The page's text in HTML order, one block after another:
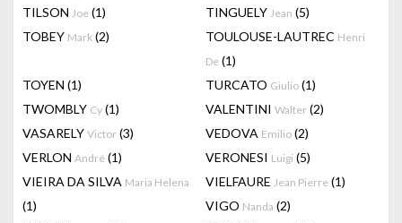
TILSON Joe (1) TINGUELY Jean (5)
TOBEY Mark (2) TOULOUSE-LAUTREC Henri
De (1)
TOYEN (1) TURCATO Giulio (1)
TWOMBLY Cy (1) VALENTINI Walter (2)
VASARELY Victor (3) VEDOVA Emilio (2)
VERLON André (1) VERONESI Luigi (5)
VIEIRA DA SILVA Maria Helena
(1)
VIELFAURE Jean Pierre (1)
VIGO Nanda (2)